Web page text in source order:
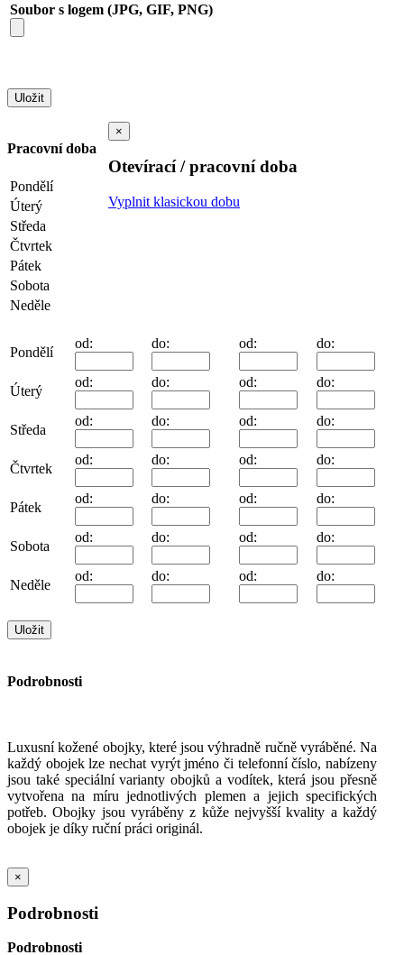
Soubor s logem (JPG, GIF, PNG)
Pracovní doba
Pondělí
Úterý
Středa
Čtvrtek
Pátek
Sobota
Neděle
×
Otevírací / pracovní doba
Vyplnit klasickou dobu
Pondělí
od: do: od: do:
Úterý
od: do: od: do:
Středa
od: do: od: do:
Čtvrtek
od: do: od: do:
Pátek
od: do: od: do:
Sobota
od: do: od: do:
Neděle
od: do: od: do:
Podrobnosti
Luxusní kožené obojky, které jsou výhradně ručně vyráběné. Na
každý obojek lze nechat vyrýt jméno či telefonní číslo, nabízeny
jsou také speciální varianty obojků a vodítek, která jsou přesně
vytvořena na míru jednotlivých plemen a jejich specifických
potřeb. Obojky jsou vyráběny z kůže nejvyšší kvality a každý
obojek je díky ruční práci originál.
×
Podrobnosti
Podrobnosti